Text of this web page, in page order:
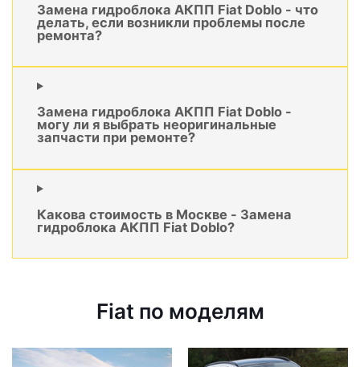
Замена гидроблока АКПП Fiat Doblo - что
делать, если возникли проблемы после
ремонта?
Замена гидроблока АКПП Fiat Doblo -
могу ли я выбрать неоригинальные
запчасти при ремонте?
Какова стоимость в Москве - Замена
гидроблока АКПП Fiat Doblo?
Fiat по моделям